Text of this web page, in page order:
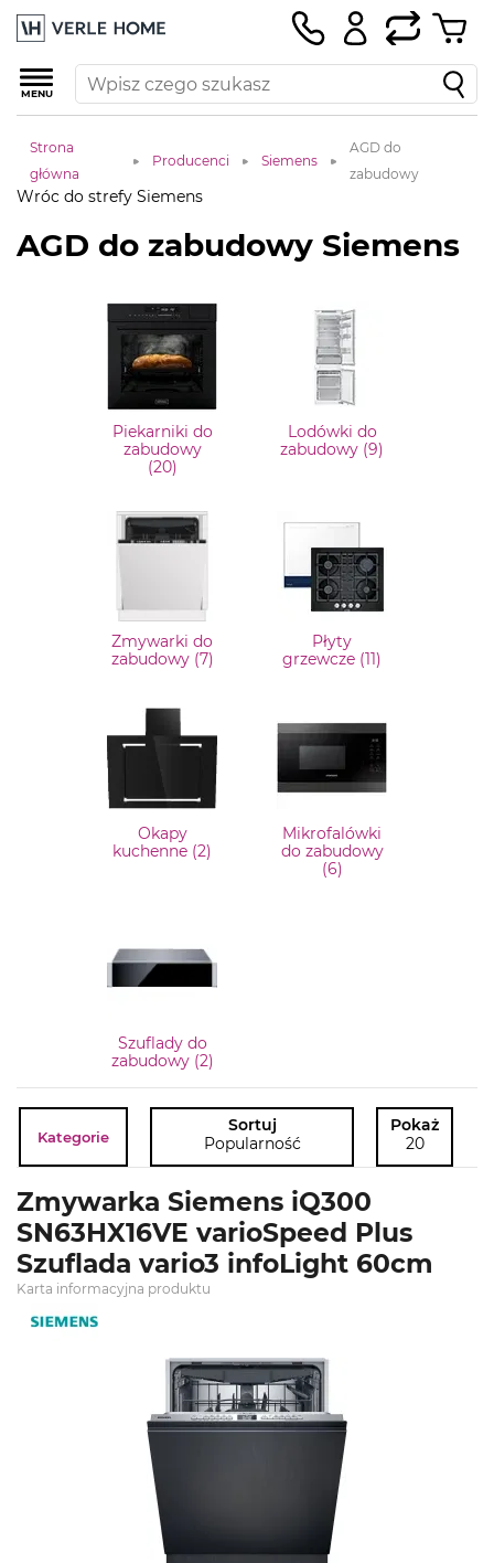
MENU
Strona
główna
Producenci Siemens
AGD do
zabudowy
Wróc do strefy Siemens
AGD do zabudowy Siemens
Piekarniki do
zabudowy
(20)
Lodówki do
zabudowy (9)
Zmywarki do
zabudowy (7)
Płyty
grzewcze (11)
Okapy
kuchenne (2)
Mikrofalówki
do zabudowy
(6)
Szuflady do
zabudowy (2)
Kategorie
Sortuj
Popularność
Pokaż
20
Zmywarka Siemens iQ300
SN63HX16VE varioSpeed Plus
Szuflada vario3 infoLight 60cm
Karta informacyjna produktu